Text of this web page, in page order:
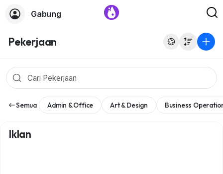
Gabung
Pekerjaan
Semua Admin & Office Art & Design Business
Iklan